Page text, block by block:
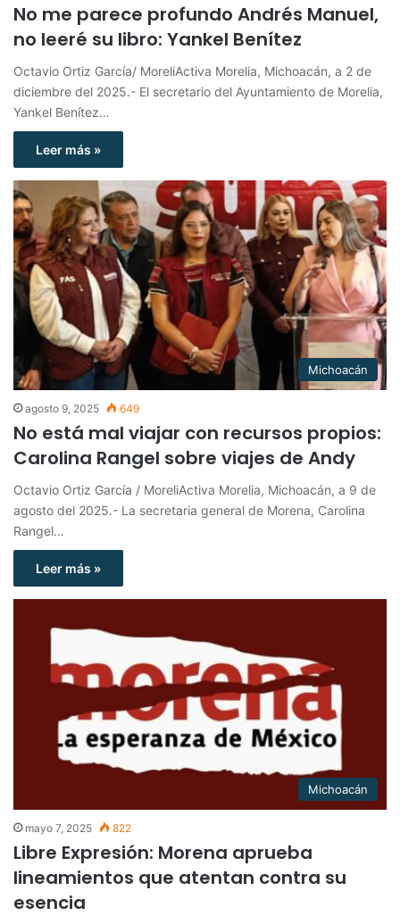
No me parece profundo Andrés Manuel,
no leeré su libro: Yankel Benítez
Octavio Ortiz García/ MoreliActiva Morelia, Michoacán, a 2 de
diciembre del 2025.- El secretario del Ayuntamiento de Morelia,
Yankel Benítez…
Leer más »
Michoacán
agosto 9, 2025 649
No está mal viajar con recursos propios:
Carolina Rangel sobre viajes de Andy
Octavio Ortiz García / MoreliActiva Morelia, Michoacán, a 9 de
agosto del 2025.- La secretaria general de Morena, Carolina
Rangel…
Leer más »
Michoacán
mayo 7, 2025 822
Libre Expresión: Morena aprueba
lineamientos que atentan contra su
esencia